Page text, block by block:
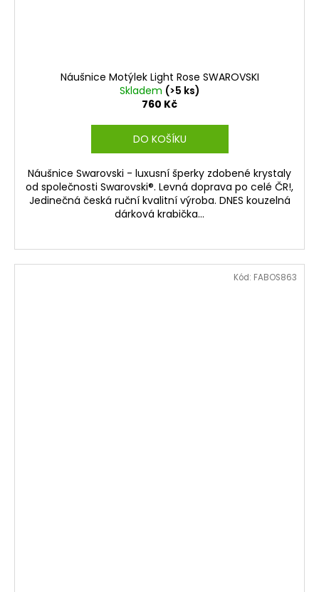
Náušnice Motýlek Light Rose SWAROVSKI
Skladem (>5 ks)
760 Kč
DO KOŠÍKU
Náušnice Swarovski - luxusní šperky zdobené krystaly
od společnosti Swarovski®. Levná doprava po celé ČR!,
Jedinečná česká ruční kvalitní výroba. DNES kouzelná
dárková krabička...
Kód: FABOS863